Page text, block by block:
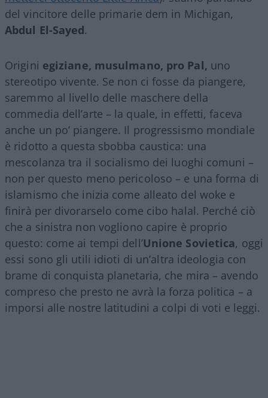
del vincitore delle primarie dem in Michigan,
Abdul El-Sayed.
Origini egiziane, musulmano, pro Pal, uno
stereotipo vivente. Se non ci fosse da piangere,
saremmo al livello delle maschere della
commedia dell’arte – la quale, in effetti, faceva
anche un po’ piangere. Il progressismo mondiale
è ridotto a questa sbobba caustica: una
mescolanza tra il socialismo dei luoghi comuni –
non per questo meno pericoloso – e una forma di
islamismo che inizia come alleato del woke e
finirà per divorarselo come cibo halal. Perché ciò
che a sinistra non vogliono capire è proprio
questo: come ai tempi dell’Unione Sovietica, oggi
essi sono gli utili idioti di un’altra ideologia con
brame di conquista planetaria, che mira – avendo
compreso che presto ne avrà la forza politica – a
imporsi alle nostre latitudini a colpi di voti e leggi.